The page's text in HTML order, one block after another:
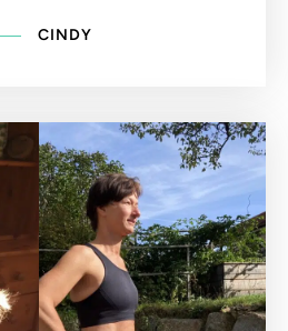
CINDY